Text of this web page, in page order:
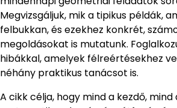
Megvizsgáljuk, mik a tipikus példák,
felbukkan, és ezekhez konkrét,
megoldásokat is mutatunk.
hibákkal, amelyek félreértésekhez
néhány praktikus tanácsot is.
A cikk célja, hogy mind a kezdő, mind